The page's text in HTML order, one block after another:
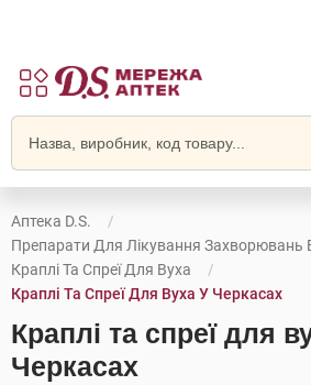
Аптека D.S.
Препарати Для Лікування Захворювань
Краплі Та Спреї Для Вуха
Краплі Та Спреї Для Вуха У Черкасах
Краплі та спреї для
Черкасах